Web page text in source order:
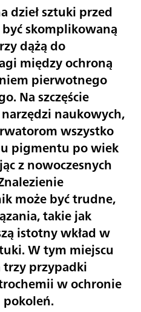
dzieł sztuki przed
skomplikowaną
dążą do
między ochroną
pierwotnego
Na szczęście
naukowych,
wszystko
pigmentu po wiek
z nowoczesnych
może być trudne,
takie jak
istotny wkład w
W tym miejscu
przypadki
w ochronie
pokoleń.